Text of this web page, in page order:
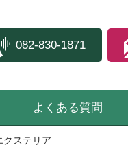
082-830-1871
よくある質問
クステリア